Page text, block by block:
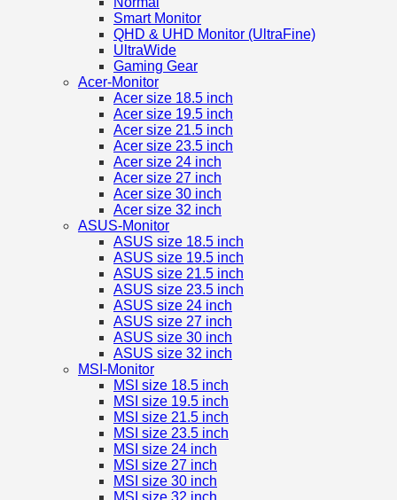
Smart Monitor
QHD & UHD Monitor (UltraFine)
UltraWide
Gaming Gear
Acer-Monitor
Acer size 18.5 inch
Acer size 19.5 inch
Acer size 21.5 inch
Acer size 23.5 inch
Acer size 24 inch
Acer size 27 inch
Acer size 30 inch
Acer size 32 inch
ASUS-Monitor
ASUS size 18.5 inch
ASUS size 19.5 inch
ASUS size 21.5 inch
ASUS size 23.5 inch
ASUS size 24 inch
ASUS size 27 inch
ASUS size 30 inch
ASUS size 32 inch
MSI-Monitor
MSI size 18.5 inch
MSI size 19.5 inch
MSI size 21.5 inch
MSI size 23.5 inch
MSI size 24 inch
MSI size 27 inch
MSI size 30 inch